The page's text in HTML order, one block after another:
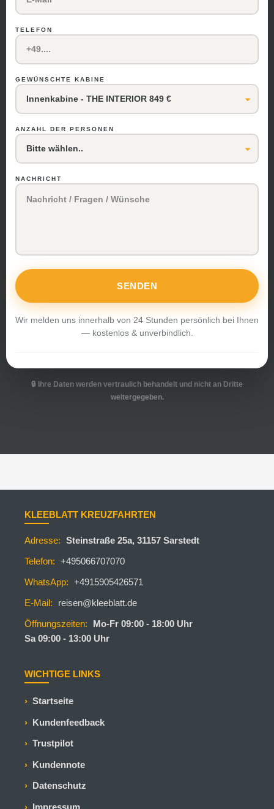
TELEFON
GEWÜNSCHTE KABINE
ANZAHL DER PERSONEN
NACHRICHT
SENDEN
KLEEBLATT KREUZFAHRTEN
Adresse: Steinstraße 25a, 31157 Sarstedt
Telefon: +495066707070
WhatsApp: +4915905426571
E-Mail:
reisen@kleeblatt.de
Öffnungszeiten:
Mo-Fr 09:00 - 18:00 Uhr
Sa 09:00 - 13:00 Uhr
WICHTIGE LINKS
Startseite
Kundenfeedback
Trustpilot
Kundennote
Datenschutz
Impressum